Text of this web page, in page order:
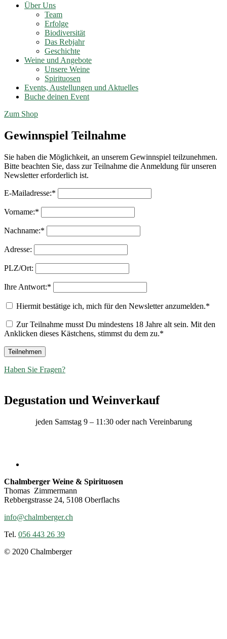
Über Uns
Team
Erfolge
Biodiversität
Das Rebjahr
Geschichte
Weine und Angebote
Unsere Weine
Spirituosen
Events, Austellungen und Aktuelles
Buche deinen Event
Zum Shop
Gewinnspiel Teilnahme
Sie haben die Möglichkeit, an unserem Gewinnspiel teilzunehmen.
Bitte beachten Sie, dass zur Teilnahme die Anmeldung für unseren
Newsletter erforderlich ist.
E-Mailadresse:*
Vorname:*
Nachname:*
Adresse:
PLZ/Ort:
Ihre Antwort:*
Hiermit bestätige ich, mich für den Newsletter anzumelden.*
Zur Teilnahme musst Du mindestens 18 Jahre alt sein. Mit den
Anklicken dieses Kästchens, stimmst du dem zu.*
Haben Sie Fragen?
Degustation und Weinverkauf
jeden Samstag 9 – 11:30 oder nach Vereinbarung
Chalmberger Weine & Spirituosen
Thomas Zimmermann
Rebbergstrasse 24, 5108 Oberflachs
info@chalmberger.ch
Tel. 056 443 26 39
© 2020 Chalmberger